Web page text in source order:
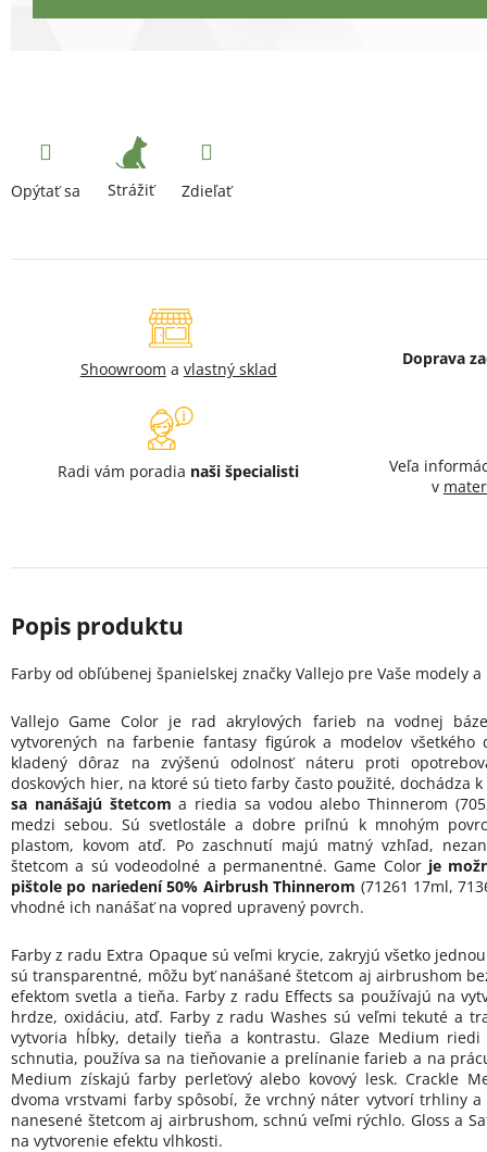
Opýtať sa Strážiť Zdieľať
Shoowroom a vlastný sklad
Doprava
Radi vám poradia naši špecialisti
Veľa
v
Farby od obľúbenej španielskej značky Vallejo pre Vaše modely
Vallejo Game Color je rad akrylových farieb na vodnej
vytvorených na farbenie fantasy figúrok a modelov
kladený dôraz na zvýšenú odolnosť náteru proti
doskových hier, na ktoré sú tieto farby často použité, dochádza
sa nanášajú štetcom a riedia sa vodou alebo Thinnerom
medzi sebou. Sú svetlostále a dobre priľnú k mnohým
plastom, kovom atď. Po zaschnutí majú matný vzhľad,
štetcom a sú vodeodolné a permanentné. Game Color je
pištole po nariedení 50% Airbrush Thinnerom (71261 17ml,
vhodné ich nanášať na vopred upravený povrch.
Farby z radu Extra Opaque sú veľmi krycie, zakryjú všetko
sú transparentné, môžu byť nanášané štetcom aj airbrushom
efektom svetla a tieňa. Farby z radu Effects sa používajú na
hrdze, oxidáciu, atď. Farby z radu Washes sú veľmi tekuté a
vytvoria hĺbky, detaily tieňa a kontrastu. Glaze Medium
schnutia, používa sa na tieňovanie a prelínanie farieb a na
Medium získajú farby perleťový alebo kovový lesk. Crackle
dvoma vrstvami farby spôsobí, že vrchný náter vytvorí trhliny
nanesené štetcom aj airbrushom, schnú veľmi rýchlo. Gloss a
na vytvorenie efektu vlhkosti.